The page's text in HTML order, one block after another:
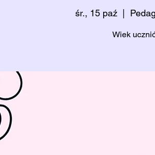
śr., 15 paź
  |
Wiek